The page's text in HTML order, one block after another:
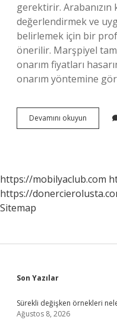
gerektirir. Arabanızın
değerlendirmek ve
belirlemek için bir
önerilir. Marşpiyel
onarım fiyatları
onarım yöntemine
Devamını okuyun
Göçüğü
https://mobilyaclub.com
https://
Sitemap
Sidebar
Son Yazılar
Sürekli değişken örnekleri
Ağustos 8, 2026